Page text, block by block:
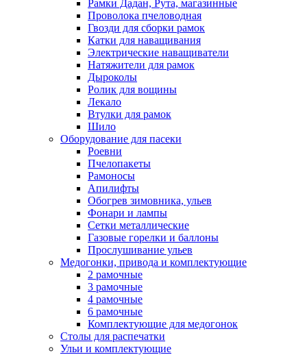
Рамки Дадан, Рута, магазинные
Проволока пчеловодная
Гвозди для сборки рамок
Катки для наващивания
Электрические наващиватели
Натяжители для рамок
Дыроколы
Ролик для вощины
Лекало
Втулки для рамок
Шило
Оборудование для пасеки
Роевни
Пчелопакеты
Рамоносы
Апилифты
Обогрев зимовника, ульев
Фонари и лампы
Сетки металлические
Газовые горелки и баллоны
Прослушивание ульев
Медогонки, привода и комплектующие
2 рамочные
3 рамочные
4 рамочные
6 рамочные
Комплектующие для медогонок
Столы для распечатки
Ульи и комплектующие